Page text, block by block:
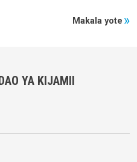
Makala yote
YA KIJAMII